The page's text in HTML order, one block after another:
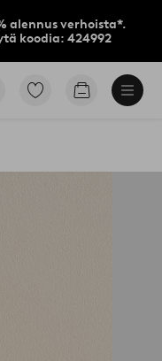
alennus verhoista*.
koodia: 424992
Siirry
Siirry